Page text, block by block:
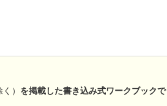
） を掲載した書き込み式ワークブックで